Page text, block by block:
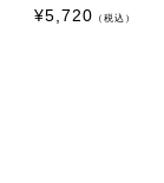
¥5,720 （税込）